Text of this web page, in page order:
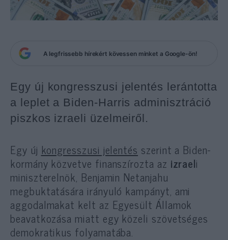
A legfrissebb hírekért kövessen minket a Google-ön!
Egy új kongresszusi jelentés lerántotta
a leplet a Biden-Harris adminisztráció
piszkos izraeli üzelmeiről.
Egy új kongresszusi jelentés szerint a Biden-
kormány közvetve finanszírozta az izraeli
miniszterelnök, Benjamin Netanjahu
megbuktatására irányuló kampányt, ami
aggodalmakat kelt az Egyesült Államok
beavatkozása miatt egy közeli szövetséges
demokratikus folyamatába.